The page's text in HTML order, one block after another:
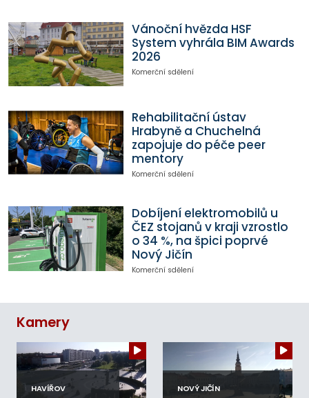
Vánoční hvězda HSF
System vyhrála BIM Awards
2026
Komerční sdělení
Rehabilitační ústav
Hrabyně a Chuchelná
zapojuje do péče peer
mentory
Komerční sdělení
Dobíjení elektromobilů u
ČEZ stojanů v kraji vzrostlo
o 34 %, na špici poprvé
Nový Jičín
Komerční sdělení
Kamery
HAVÍŘOV NOVÝ JIČÍN